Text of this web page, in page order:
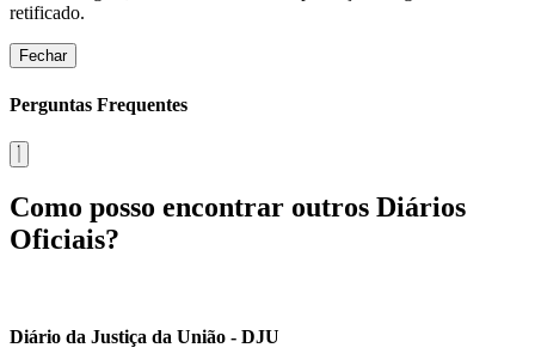
retificado.
Fechar
Perguntas Frequentes
Como posso encontrar outros Diários
Oficiais?
Diário da Justiça da União - DJU